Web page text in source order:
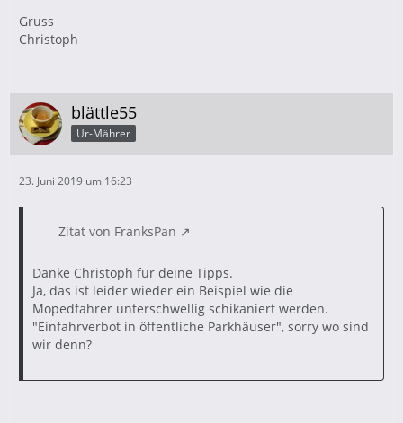
Gruss
Christoph
blättle55
Ur-Mährer
23. Juni 2019 um 16:23
Zitat von FranksPan
Danke Christoph für deine Tipps.
Ja, das ist leider wieder ein Beispiel wie die
Mopedfahrer unterschwellig schikaniert werden.
"Einfahrverbot in öffentliche Parkhäuser", sorry wo sind
wir denn?